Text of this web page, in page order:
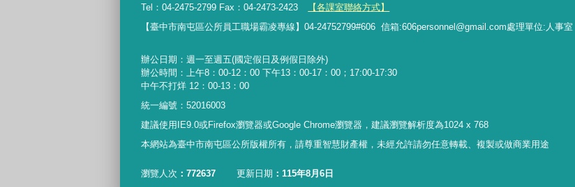
Tel：04-2475-2799 Fax：04-2473-2423
【各課室聯絡方式】
【臺中市南屯區公所員工職場霸凌專線】04-24752799#606 信箱:606personnel@gmail.com處理單位:人事室
辦公日期：週一至週五(國定假日及例假日除外)
辦公時間：上午8：00-12：00 下午13：00-17：00；17:00-17:30
中午不打烊 12：00-13：00
統一編號：52016003
建議使用IE9.0或Firefox瀏覽器或Google Chrome瀏覽器，建議瀏覽解析度為1024 x 768
本網站為臺中市南屯區公所版權所有，請尊重智慧財產權，未經允許請勿任意轉載、複製或做商業用途
瀏覽人次 772637 更新日期 115年8月6日